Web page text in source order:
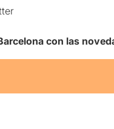
con las